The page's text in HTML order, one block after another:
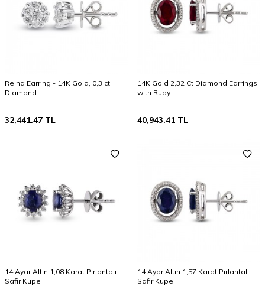
Reina Earring - 14K Gold, 0,3 ct
Diamond
32,441.47 TL
14K Gold 2,32 Ct Diamond Earrings
with Ruby
40,943.41 TL
14 Ayar Altın 1,08 Karat Pırlantalı
Safir Küpe
14 Ayar Altın 1,57 Karat Pırlantalı
Safir Küpe